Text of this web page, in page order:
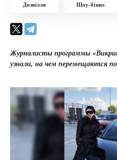
Дозвілля Шоу-бізнес
Журналисты программы
узнали, на чем перемещаются по